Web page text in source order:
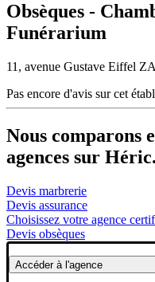
Obsèques -
Funérarium
11, avenue Gustave Eiffel
Pas encore d'avis sur cet
Nous comparons
agences sur Héric.
Devis marbrerie
Devis assurance
Choisissez votre agence
Devis obsèques
Accéderà l'agence